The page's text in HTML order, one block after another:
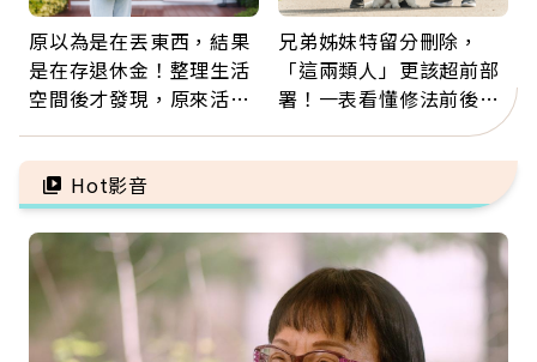
原以為是在丟東西，結果
是在存退休金！整理生活
空間後才發現，原來活得
兄弟姊妹特留分刪除，
「這兩類人」更該超前部
署！一表看懂修法前後差
異：沒留遺囑手足反而分
更多
Hot影音